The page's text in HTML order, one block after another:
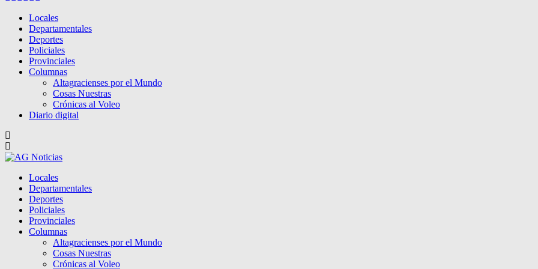
Locales
Departamentales
Deportes
Policiales
Provinciales
Columnas
Altagracienses por el Mundo
Cosas Nuestras
Crónicas al Voleo
Diario digital
Locales
Departamentales
Deportes
Policiales
Provinciales
Columnas
Altagracienses por el Mundo
Cosas Nuestras
Crónicas al Voleo